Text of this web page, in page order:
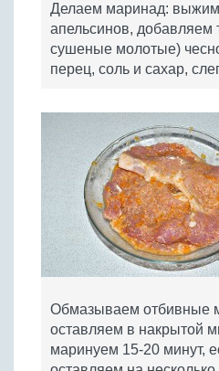
Делаем маринад:
апельсинов, добавляем
сушеные молотые)
перец, соль и сахар,
Обмазываем отбивные
оставляем в накрытой
маринуем 15-20 минут,